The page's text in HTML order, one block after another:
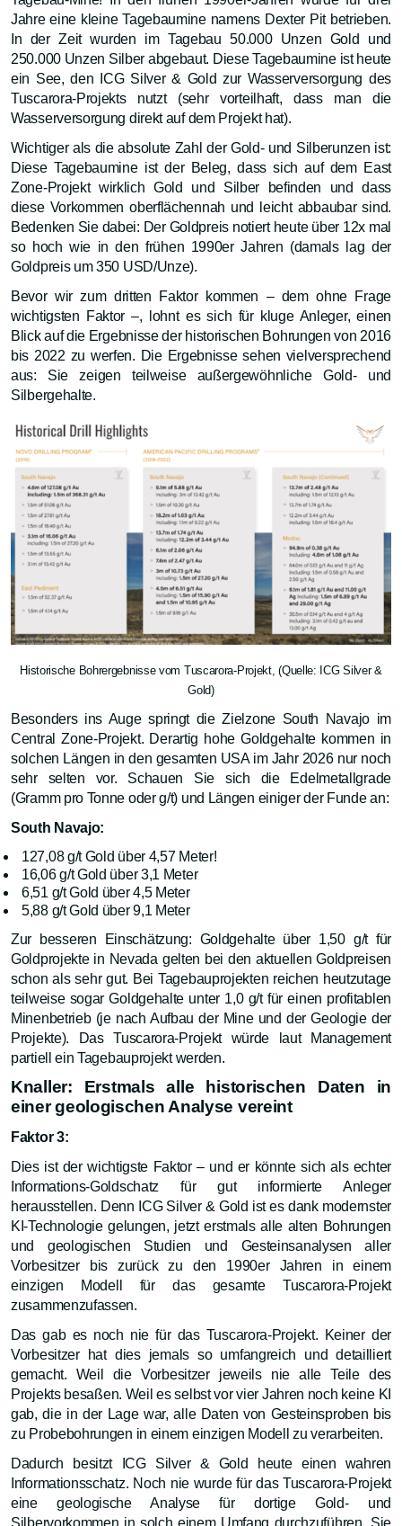
Jahre eine kleine Tagebaumine namens Dexter Pit betrieben.
In der Zeit wurden im Tagebau 50.000 Unzen Gold und
250.000 Unzen Silber abgebaut. Diese Tagebaumine ist heute
ein See, den ICG Silver & Gold zur Wasserversorgung des
Tuscarora-Projekts nutzt (sehr vorteilhaft, dass man die
Wasserversorgung direkt auf dem Projekt hat).
Wichtiger als die absolute Zahl der Gold- und Silberunzen ist:
Diese Tagebaumine ist der Beleg, dass sich auf dem East
Zone-Projekt wirklich Gold und Silber befinden und dass
diese Vorkommen oberflächennah und leicht abbaubar sind.
Bedenken Sie dabei: Der Goldpreis notiert heute über 12x mal
so hoch wie in den frühen 1990er Jahren (damals lag der
Goldpreis um 350 USD/Unze).
Bevor wir zum dritten Faktor kommen – dem ohne Frage
wichtigsten Faktor –, lohnt es sich für kluge Anleger, einen
Blick auf die Ergebnisse der historischen Bohrungen von 2016
bis 2022 zu werfen. Die Ergebnisse sehen vielversprechend
aus: Sie zeigen teilweise außergewöhnliche Gold- und
Silbergehalte.
Historische Bohrergebnisse vom Tuscarora-Projekt, (Quelle: ICG Silver &
Gold)
Besonders ins Auge springt die Zielzone South Navajo im
Central Zone-Projekt. Derartig hohe Goldgehalte kommen in
solchen Längen in den gesamten USA im Jahr 2026 nur noch
sehr selten vor. Schauen Sie sich die Edelmetallgrade
(Gramm pro Tonne oder g/t) und Längen einiger der Funde an:
South Navajo:
127,08 g/t Gold über 4,57 Meter!
16,06 g/t Gold über 3,1 Meter
6,51 g/t Gold über 4,5 Meter
5,88 g/t Gold über 9,1 Meter
Zur besseren Einschätzung: Goldgehalte über 1,50 g/t für
Goldprojekte in Nevada gelten bei den aktuellen Goldpreisen
schon als sehr gut. Bei Tagebauprojekten reichen heutzutage
teilweise sogar Goldgehalte unter 1,0 g/t für einen profitablen
Minenbetrieb (je nach Aufbau der Mine und der Geologie der
Projekte). Das Tuscarora-Projekt würde laut Management
partiell ein Tagebauprojekt werden.
Knaller: Erstmals alle historischen Daten in
einer geologischen Analyse vereint
Faktor 3:
Dies ist der wichtigste Faktor – und er könnte sich als echter
Informations-Goldschatz für gut informierte Anleger
herausstellen. Denn ICG Silver & Gold ist es dank modernster
KI-Technologie gelungen, jetzt erstmals alle alten Bohrungen
und geologischen Studien und Gesteinsanalysen aller
Vorbesitzer bis zurück zu den 1990er Jahren in einem
einzigen Modell für das gesamte Tuscarora-Projekt
zusammenzufassen.
Das gab es noch nie für das Tuscarora-Projekt. Keiner der
Vorbesitzer hat dies jemals so umfangreich und detailliert
gemacht. Weil die Vorbesitzer jeweils nie alle Teile des
Projekts besaßen. Weil es selbst vor vier Jahren noch keine KI
gab, die in der Lage war, alle Daten von Gesteinsproben bis
zu Probebohrungen in einem einzigen Modell zu verarbeiten.
Dadurch besitzt ICG Silver & Gold heute einen wahren
Informationsschatz. Noch nie wurde für das Tuscarora-Projekt
eine geologische Analyse für dortige Gold- und
Silbervorkommen in solch einem Umfang durchzuführen. Sie